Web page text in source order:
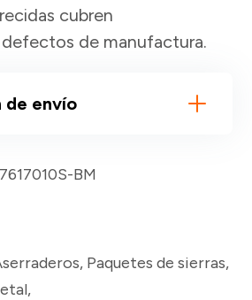
cubren
de manufactura.
de envío
BM
, Paquetes de sierras,
,